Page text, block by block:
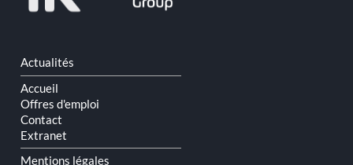
Aller
au
contenu
Actualités
Accueil
Offres d'emploi
Contact
Extranet
Mentions légales